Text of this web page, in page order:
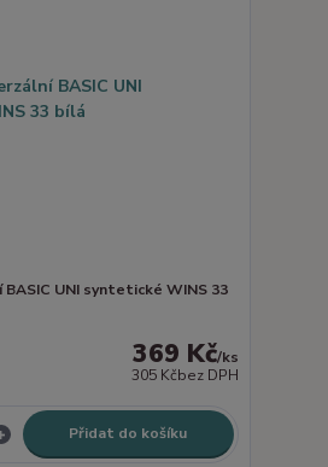
BASIC UNI syntetické WINS 33
369 Kč/ks
305 Kčbez DPH
Přidat do košíku